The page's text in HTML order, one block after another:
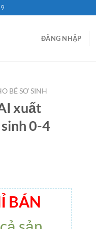
ĐĂNG NHẬP
BÉ SƠ SINH
xuất
0-4
BÁN